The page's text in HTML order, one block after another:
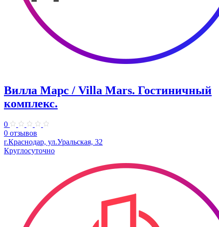
Вилла Марс / Villa Mars. Гостиничный
комплекс.
0
0 отзывов
г.Краснодар, ул.Уральская, 32
Круглосуточно